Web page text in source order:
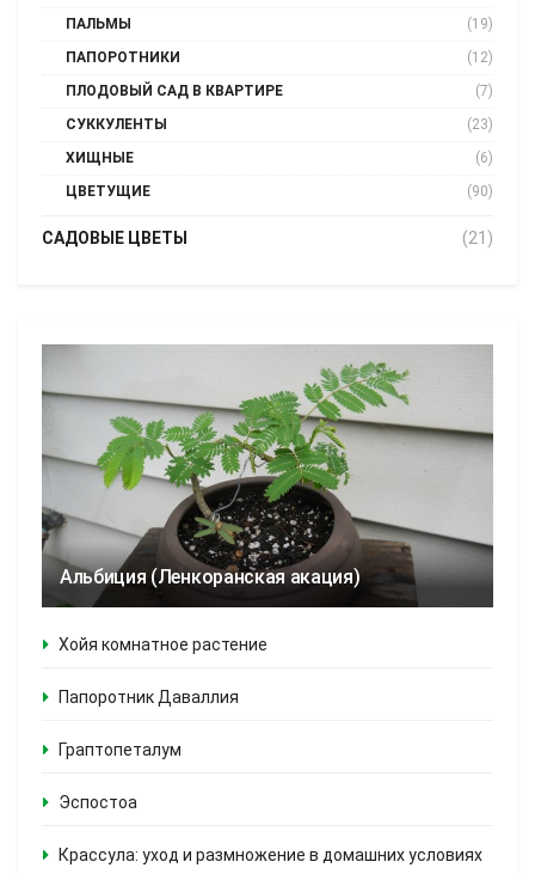
ПАЛЬМЫ
(19)
ПАПОРОТНИКИ
(12)
ПЛОДОВЫЙ САД В КВАРТИРЕ
(7)
СУККУЛЕНТЫ
(23)
ХИЩНЫЕ
(6)
ЦВЕТУЩИЕ
(90)
САДОВЫЕ ЦВЕТЫ (21)
Альбиция (Ленкоранская акация)
Хойя комнатное растение
Папоротник Даваллия
Граптопеталум
Эспостоа
Крассула: уход и размножение в домашних условиях